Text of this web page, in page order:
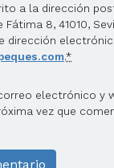
a la dirección
Fátima 8, 41010,
dirección
.*
electrónico y
vez que